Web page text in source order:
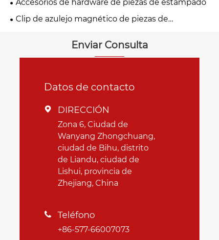
Accesorios de hardware de piezas de estampado
Clip de azulejo magnético de piezas de
Enviar Consulta
Datos de contacto
 DIRECCIÓN
Zona 6, Ciudad de
Wanyang Zhongchuang,
ciudad de Bihu, distrito
de Liandu, ciudad de
Lishui, provincia de
Zhejiang, China
 Teléfono
+86-577-66007073